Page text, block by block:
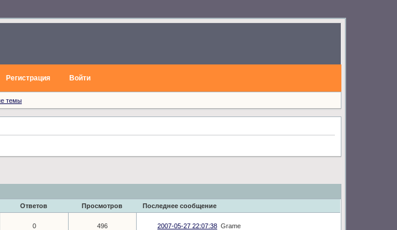
Регистрация Войти
темы
Ответов Просмотров Последнее сообщение
0 496 2007-05-27 22:07:38 Grame